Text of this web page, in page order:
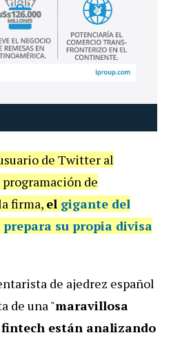
de Twitter al
de
firma, el gigante del
prepara su propia divisa
de ajedrez español
de una "maravillosa
fintech están analizando